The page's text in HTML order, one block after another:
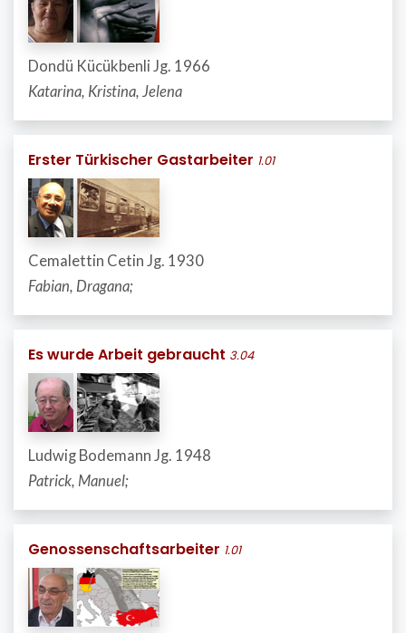
Dondü Kücükbenli Jg. 1966
Katarina, Kristina, Jelena
Erster Türkischer Gastarbeiter 1.01
Cemalettin Cetin Jg. 1930
Fabian, Dragana;
Es wurde Arbeit gebraucht 3.04
Ludwig Bodemann Jg. 1948
Patrick, Manuel;
Genossenschaftsarbeiter 1.01